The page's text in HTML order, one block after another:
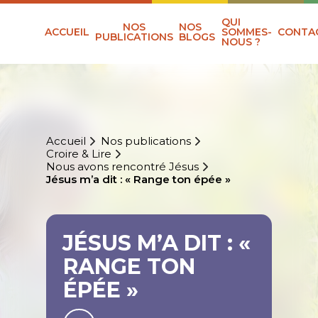
ACCUEIL NOS
PUBLICATIONS
NOS
BLOGS
QUI
SOMMES-
NOUS ?
Accueil
Nos publications
Croire & Lire
Nous avons rencontré Jésus
Jésus m’a dit : « Range ton épée »
JÉSUS M’A DIT : «
RANGE TON
ÉPÉE »